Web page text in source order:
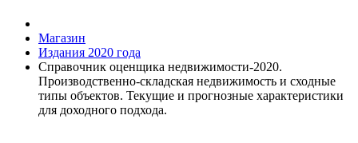
Магазин
Издания 2020 года
Справочник оценщика недвижимости-2020.
Производственно-складская недвижимость и сходные
типы объектов. Текущие и прогнозные характеристики
для доходного подхода.